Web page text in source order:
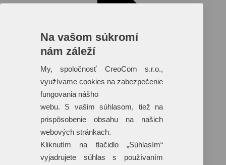
Reklamné predmety s plnofarebnou
potlačou
Na vašom súkromí
nám záleží
My, spoločnosť CreoCom s.r.o.,
využívame cookies na zabezpečenie
fungovania nášho
webu. S vašim súhlasom, tiež na
prispôsobenie obsahu na našich
webových stránkach.
Kliknutím na tlačidlo „Súhlasím“
vyjadrujete súhlas s používaním